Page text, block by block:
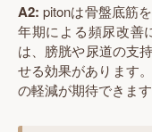
A2: pitonは骨盤底筋
年期による頻尿改善
は、膀胱や尿道の支
せる効果があります
の軽減が期待できます